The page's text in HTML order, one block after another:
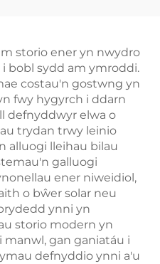
storio ener yn nwydro
bobl sydd am ymroddi.
costau'n gostwng yn
fwy hygyrch i ddarn
defnyddwyr elwa o
trydan trwy leinio
alluogi lleihau bilau
galluogi
ener niweidiol,
o bŵer solar neu
ynni yn
storio modern yn
gan ganiatáu i
defnyddio ynni a'u